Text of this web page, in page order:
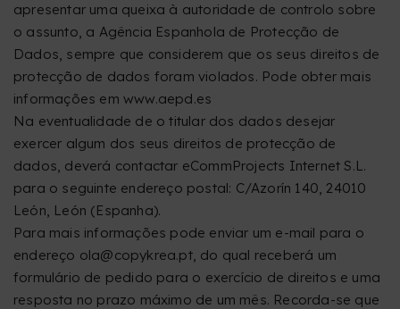
apresentar uma queixa à autoridade de controlo sobre
o assunto, a Agência Espanhola de Protecção de
Dados, sempre que considerem que os seus direitos de
protecção de dados foram violados. Pode obter mais
informações em www.aepd.es
Na eventualidade de o titular dos dados desejar
exercer algum dos seus direitos de protecção de
dados, deverá contactar eCommProjects Internet S.L.
para o seguinte endereço postal: C/Azorín 140, 24010
León, León (Espanha).
Para mais informações pode enviar um e-mail para o
endereço ola@copykrea.pt, do qual receberá um
formulário de pedido para o exercício de direitos e uma
resposta no prazo máximo de um mês. Recorda-se que